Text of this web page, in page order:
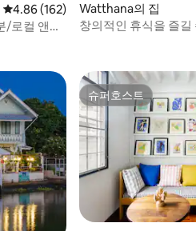
평점 4.86점(5점 만점), 후기 162개
4.86 (162)
/로컬 앤티
Watthana의 집
창의적인 휴식을 즐길
슈퍼호스트
슈퍼호스트